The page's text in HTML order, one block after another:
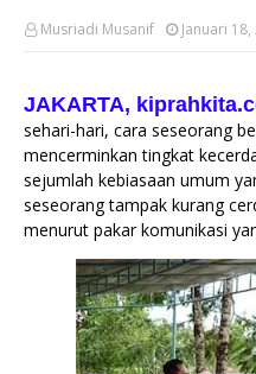
Musriadi Musanif Januari
JAKARTA,
sehari-hari, cara seseorang
mencerminkan tingkat
sejumlah kebiasaan umum
seseorang tampak kurang
menurut pakar komunikasi